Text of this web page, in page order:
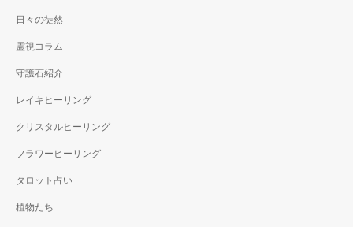
日々の徒然
霊視コラム
守護石紹介
レイキヒーリング
クリスタルヒーリング
フラワーヒーリング
タロット占い
植物たち